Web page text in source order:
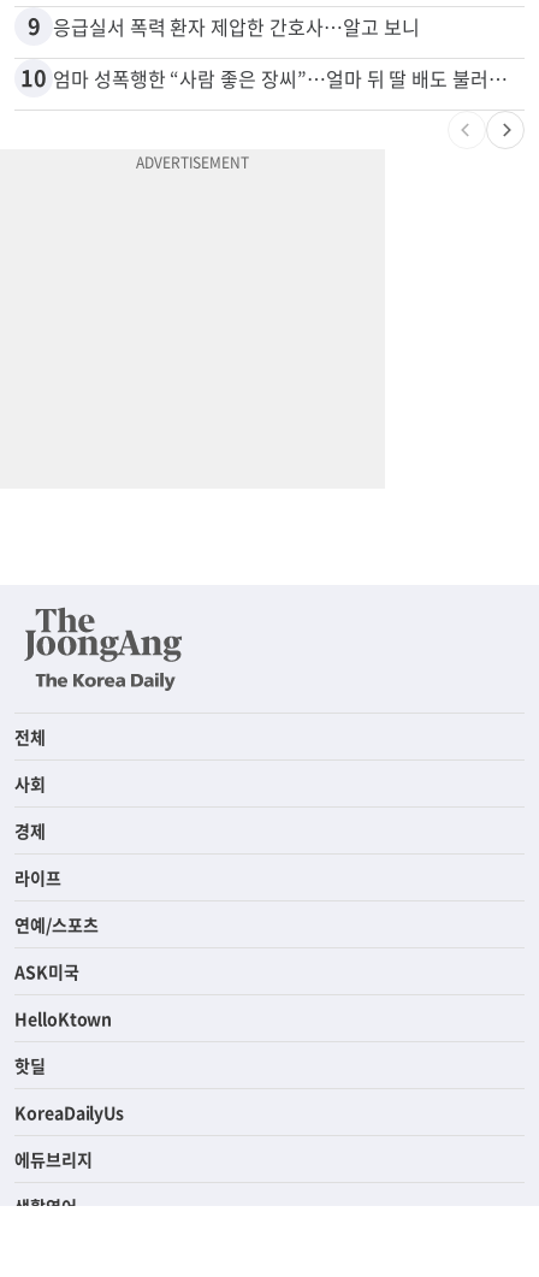
8 '14년째 도피' 한인 간호사 공개 수배…메디케어 사기 유죄
9 응급실서 폭력 환자 제압한 간호사…알고 보니
엄마 성폭행한 “사람 좋은 장씨”…얼마 뒤 딸 배도 불러왔다
전체
사회
경제
라이프
연예/스포츠
ASK미국
HelloKtown
핫딜
KoreaDailyUs